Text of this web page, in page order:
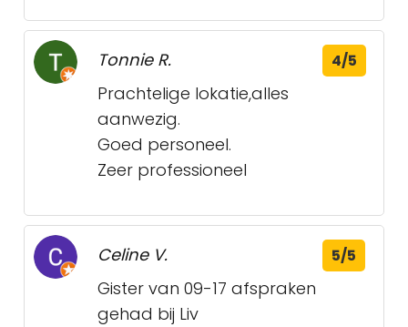
Tonnie R. 4/5
Prachtelige lokatie,alles
aanwezig.
Goed personeel.
Zeer professioneel
Celine V. 5/5
Gister van 09-17 afspraken
gehad bij Liv